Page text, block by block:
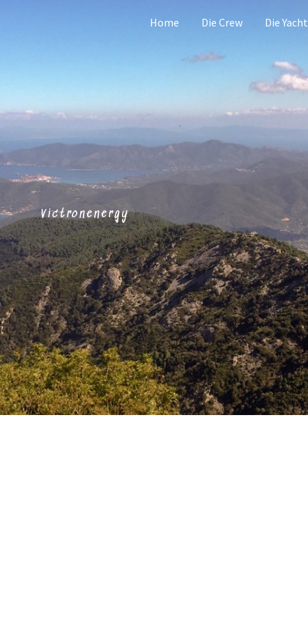
Home Die Crew Die Yacht
Victronenergy